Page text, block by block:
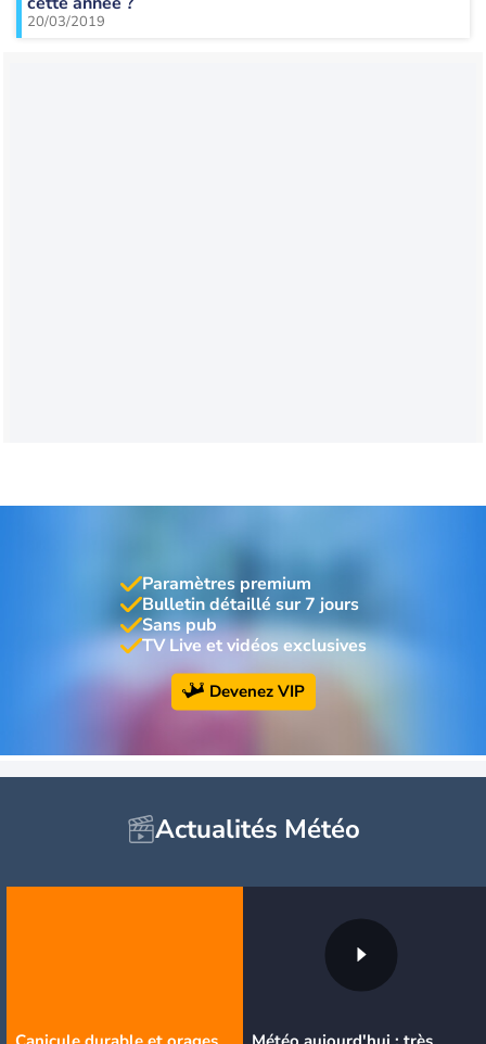
20/03/2019
Paramètres premium
Bulletin détaillé sur 7 jours
Sans pub
TV Live et vidéos exclusives
Devenez VIP
Actualités Météo